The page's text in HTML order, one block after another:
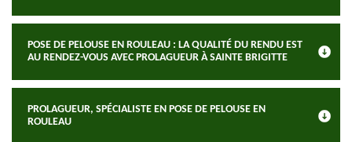
POSE DE PELOUSE EN ROULEAU : LA QUALITÉ DU RENDU EST
AU RENDEZ-VOUS AVEC PROLAGUEUR À SAINTE BRIGITTE
PROLAGUEUR, SPÉCIALISTE EN POSE DE PELOUSE EN
ROULEAU